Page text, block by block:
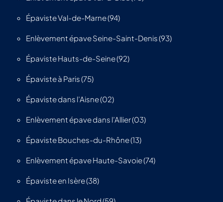
Épaviste Val-de-Marne (94)
Enlèvement épave Seine-Saint-Denis (93)
Épaviste Hauts-de-Seine (92)
Épaviste à Paris (75)
Épaviste dans l’Aisne (02)
Enlèvement épave dans l’Allier (03)
Épaviste Bouches-du-Rhône (13)
Enlèvement épave Haute-Savoie (74)
Épaviste en Isère (38)